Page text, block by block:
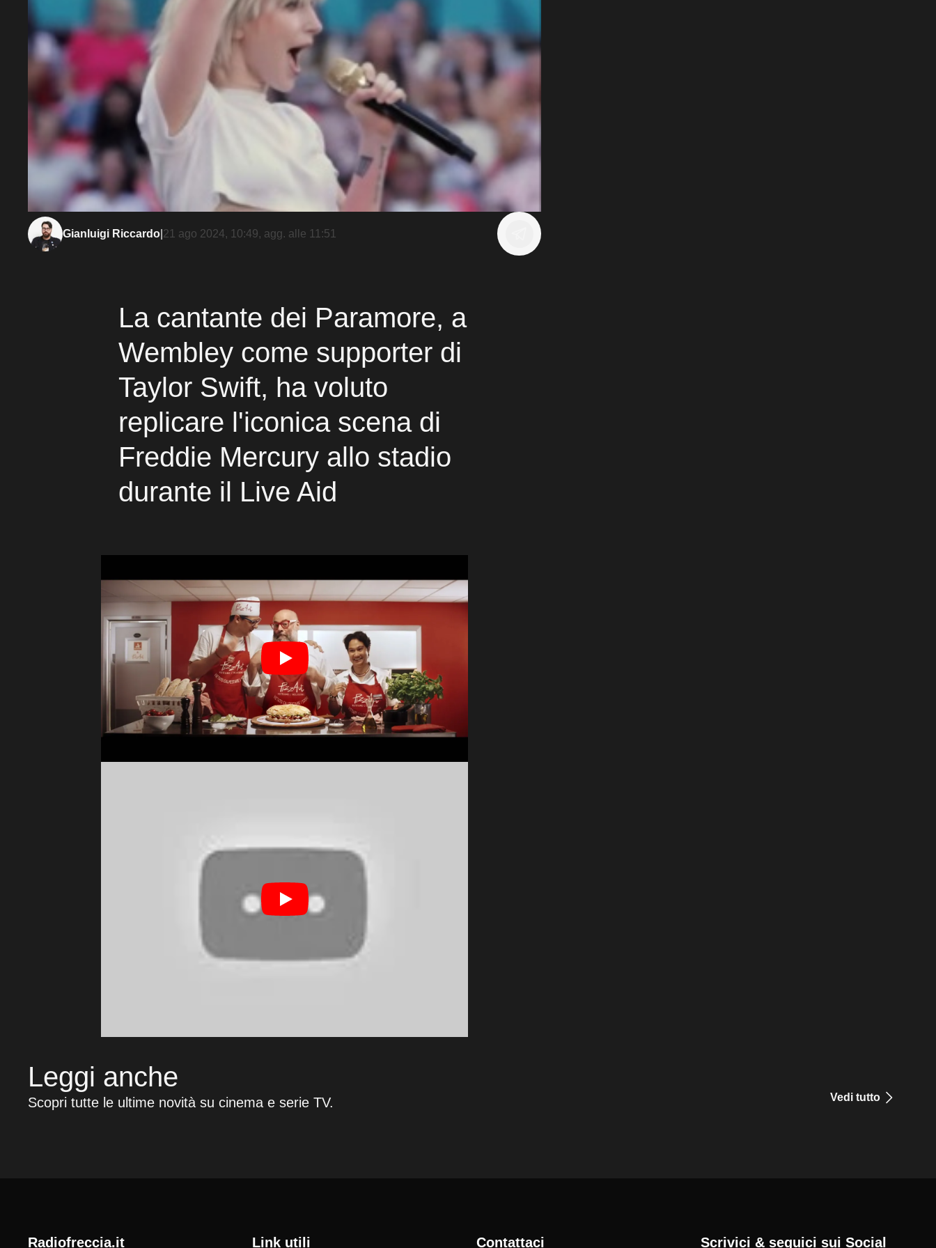
Gianluigi Riccardo 21 ago 2024, 10:49, agg. alle 11:51
La cantante dei Paramore, a
Wembley come supporter di
Taylor Swift, ha voluto
replicare l'iconica scena di
Freddie Mercury allo stadio
durante il Live Aid
Leggi anche
Scopri tutte le ultime novità su cinema e serie TV. Vedi tutto
radiofreccia.it Link utili Contattaci Scrivici & seguici sui Social